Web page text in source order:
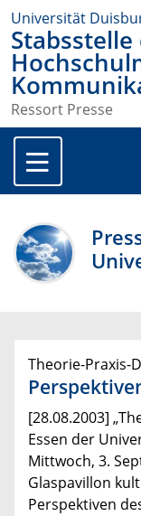
Universität
Ressort Presse
Theorie-Praxis-
[28.08.2003]
Essen der
Mittwoch, 3.
Glaspavillon
Perspektiven